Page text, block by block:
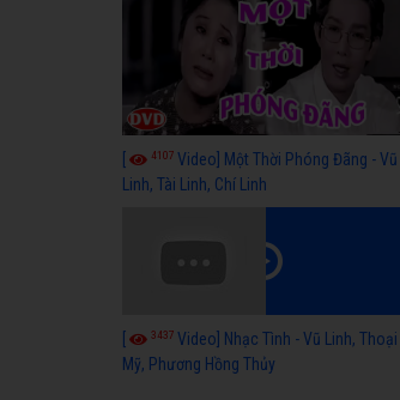
4107 Video] Một Thời Phóng Đãng - Vũ
Linh, Tài Linh, Chí Linh
3437 Video] Nhạc Tình - Vũ Linh, Thoại
Mỹ, Phương Hồng Thủy